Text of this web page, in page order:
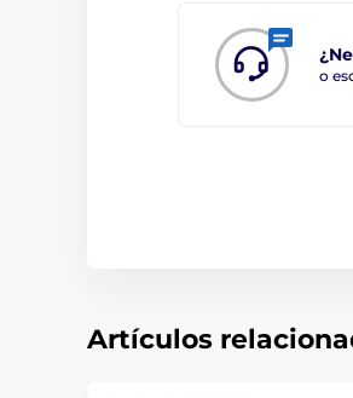
o
Artículos